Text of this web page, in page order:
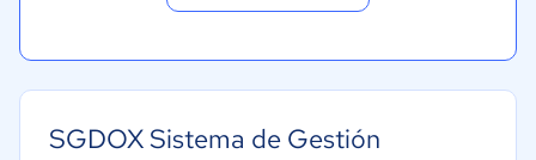
SGDOX Sistema de Gestión